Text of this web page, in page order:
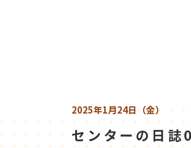
2025年1月24日（金）
センターの日